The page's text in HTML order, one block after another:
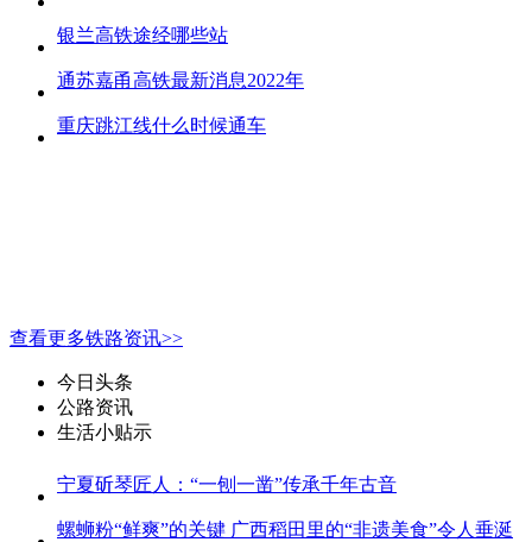
银兰高铁途经哪些站
通苏嘉甬高铁最新消息2022年
重庆跳江线什么时候通车
查看更多铁路资讯>>
今日头条
公路资讯
生活小贴示
宁夏斫琴匠人：“一刨一凿”传承千年古音
螺蛳粉“鲜爽”的关键 广西稻田里的“非遗美食”令人垂涎